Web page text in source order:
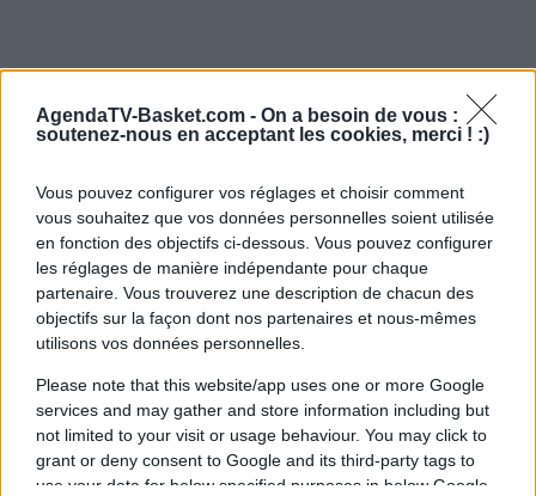
AgendaTV-Basket.com - On a besoin de vous :
soutenez-nous en acceptant les cookies, merci ! :)
Vous pouvez configurer vos réglages et choisir comment
vous souhaitez que vos données personnelles soient utilisée
en fonction des objectifs ci-dessous. Vous pouvez configurer
les réglages de manière indépendante pour chaque
partenaire. Vous trouverez une description de chacun des
objectifs sur la façon dont nos partenaires et nous-mêmes
utilisons vos données personnelles.
Please note that this website/app uses one or more Google
services and may gather and store information including but
not limited to your visit or usage behaviour. You may click to
grant or deny consent to Google and its third-party tags to
use your data for below specified purposes in below Google